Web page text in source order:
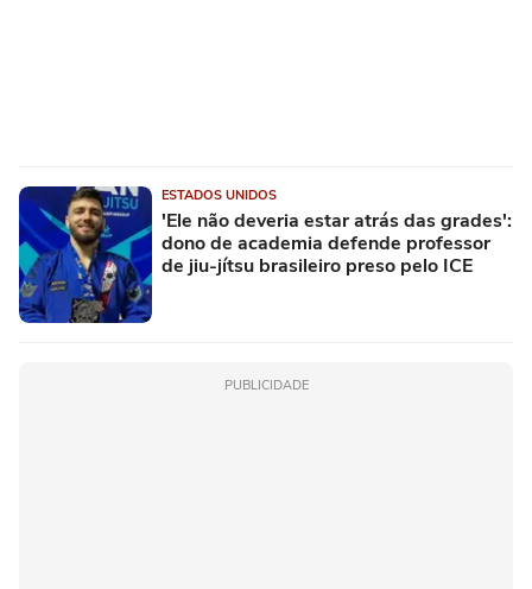
ESTADOS UNIDOS
'Ele não deveria estar atrás das grades':
dono de academia defende professor
de jiu-jítsu brasileiro preso pelo ICE
PUBLICIDADE